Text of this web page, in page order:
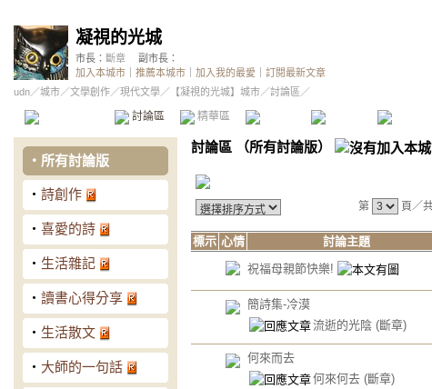
凝視的光城
市長： 斷章
副市長：
加入本城市
推薦本城市 加入我的最愛
訂閱最新文章
udn／城市／文學創作／現代文學／ 【凝視的光城】城市／討論區／
討論區 精華區 投票區 影像館
‧ 所有討論版
‧ 詩創作
‧ 喜愛的詩
‧ 生活雜記
‧ 讀書心得分享
‧ 生活散文
‧ 大師的一句話
討論區 （所有討論版）
第
頁／
標示 心情 討論主題
祝福母親節快樂!
簡詩集-冷漠
流逝的光陰 (斷章)
何來而去
何來何去 (斷章)